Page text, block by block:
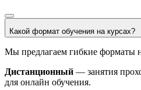
Какой формат обучения на курсах?
Мы предлагаем гибкие форматы
Дистанционный — занятия
для онлайн обучения.